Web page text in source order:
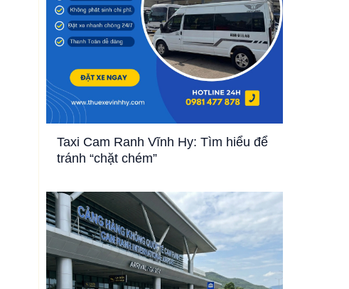
Taxi Cam Ranh Vĩnh Hy: Tìm hiểu để
tránh “chặt chém”